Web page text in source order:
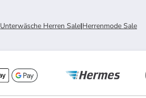
Unterwäsche Herren Sale|Herrenmode Sale